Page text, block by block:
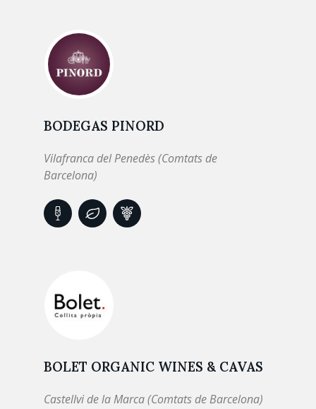
BODEGAS PINORD
Vilafranca del Penedès (Comtats de
Barcelona)
BOLET ORGANIC WINES & CAVAS
Castellvi de la Marca (Comtats de Barcelona)